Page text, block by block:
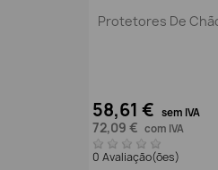
Protetores De
58,61 € sem IVA
72,09 € com IVA
0 Avaliação(ões)